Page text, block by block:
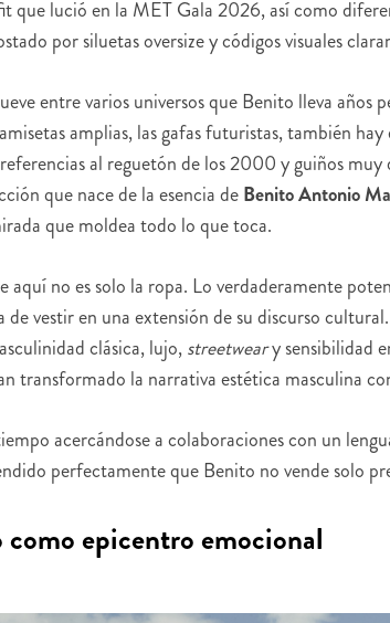
que lució en la MET Gala 2026, así como
por siluetas oversize y códigos visuales
entre varios universos que Benito lleva años
amplias, las gafas futuristas, también
al reguetón de los 2000 y guiños
que nace de la esencia deBenito Antonio
que moldea todo lo que toca.
aquí no es solo la ropa. Lo verdaderamente
vestir en una extensión de su discurso
clásica, lujo,streetweary sensibilidad
transformado la narrativa estética masculina
acercándose a colaboraciones con un
perfectamente que Benito no vende solo
como epicentro emocional